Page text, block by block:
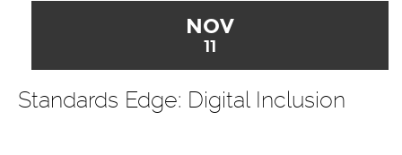
NOV
11
Standards Edge: Digital Inclusion